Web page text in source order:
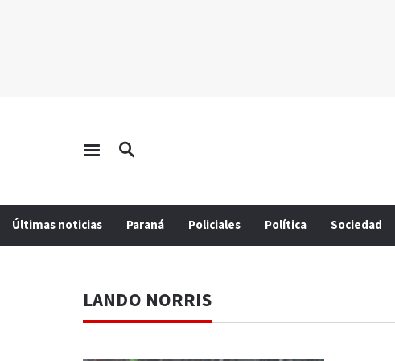
Últimas noticias Paraná Policiales Política Sociedad
LANDO NORRIS